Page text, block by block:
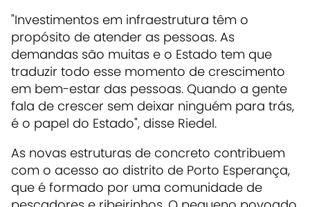
"Investimentos em infraestrutura têm o
propósito de atender as pessoas. As
demandas são muitas e o Estado tem que
traduzir todo esse momento de crescimento
em bem-estar das pessoas. Quando a gente
fala de crescer sem deixar ninguém para trás,
é o papel do Estado", disse Riedel.
As novas estruturas de concreto contribuem
com o acesso ao distrito de Porto Esperança,
que é formado por uma comunidade de